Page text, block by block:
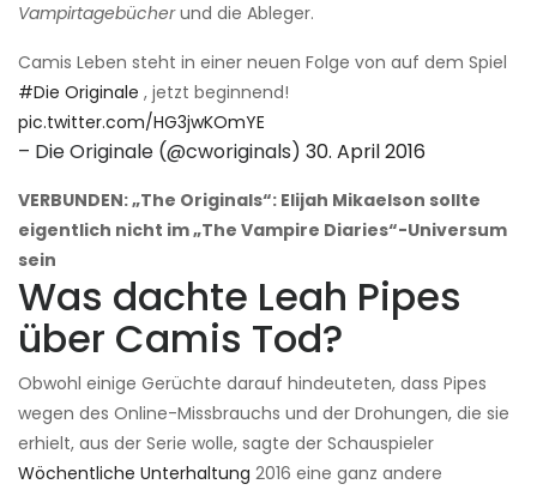
Vampirtagebücherund die Ableger.
Camis Leben steht in einer neuen Folge von auf dem Spiel
#Die Originale , jetzt beginnend!
pic.twitter.com/HG3jwKOmYE
– Die Originale (@cworiginals) 30. April 2016
VERBUNDEN: „The Originals“: Elijah Mikaelson sollte
eigentlich nicht im „The Vampire Diaries“-Universum
sein
Was dachte Leah Pipes
über Camis Tod?
Obwohl einige Gerüchte darauf hindeuteten, dass Pipes
wegen des Online-Missbrauchs und der Drohungen, die sie
erhielt, aus der Serie wolle, sagte der Schauspieler
Wöchentliche Unterhaltung 2016 eine ganz andere